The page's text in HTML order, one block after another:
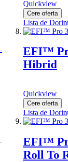
Quickview
Cere oferta
Lista de
EFI™
Hibrid
Quickview
Cere oferta
Lista de
EFI™
Roll To